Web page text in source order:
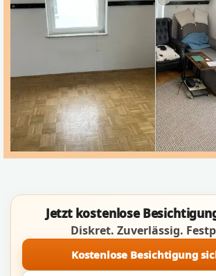
Jetzt kostenlose
Diskret. Zuverlässig.
Kostenlose Besichtigung